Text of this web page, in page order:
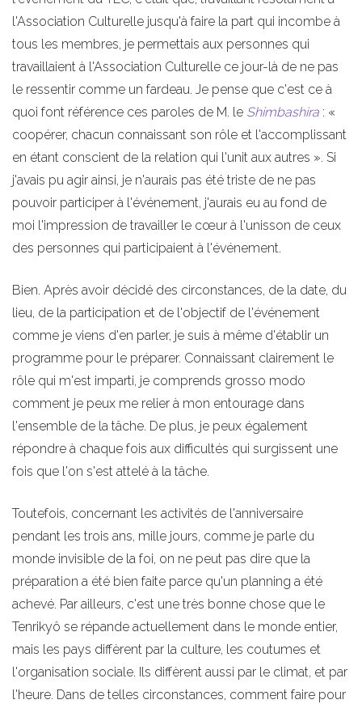
l'Association Culturelle jusqu'à faire la part qui incombe à
tous les membres, je permettais aux personnes qui
travaillaient à l'Association Culturelle ce jour-là de ne pas
le ressentir comme un fardeau. Je pense que c'est ce à
quoi font référence ces paroles de M. le Shimbashira : «
coopérer, chacun connaissant son rôle et l'accomplissant
en étant conscient de la relation qui l'unit aux autres ». Si
j'avais pu agir ainsi, je n'aurais pas été triste de ne pas
pouvoir participer à l'événement, j'aurais eu au fond de
moi l'impression de travailler le cœur à l'unisson de ceux
des personnes qui participaient à l'événement.
Bien. Après avoir décidé des circonstances, de la date, du
lieu, de la participation et de l'objectif de l'événement
comme je viens d'en parler, je suis à même d'établir un
programme pour le préparer. Connaissant clairement le
rôle qui m'est imparti, je comprends grosso modo
comment je peux me relier à mon entourage dans
l'ensemble de la tâche. De plus, je peux également
répondre à chaque fois aux difficultés qui surgissent une
fois que l'on s'est attelé à la tâche.
Toutefois, concernant les activités de l'anniversaire
pendant les trois ans, mille jours, comme je parle du
monde invisible de la foi, on ne peut pas dire que la
préparation a été bien faite parce qu'un planning a été
achevé. Par ailleurs, c'est une très bonne chose que le
Tenrikyô se répande actuellement dans le monde entier,
mais les pays diffèrent par la culture, les coutumes et
l'organisation sociale. Ils diffèrent aussi par le climat, et par
l'heure. Dans de telles circonstances, comment faire pour